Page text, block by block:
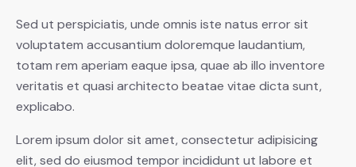
Sed ut perspiciatis, unde omnis iste natus error sit
voluptatem accusantium doloremque laudantium,
totam rem aperiam eaque ipsa, quae ab illo inventore
veritatis et quasi architecto beatae vitae dicta sunt,
explicabo.
Lorem ipsum dolor sit amet, consectetur adipisicing
elit, sed do eiusmod tempor incididunt ut labore et